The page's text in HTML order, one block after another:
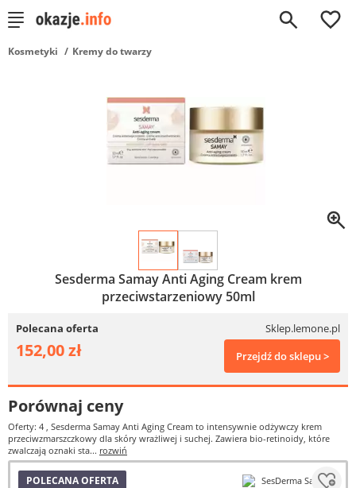
0
Kosmetyki Kremy do twarzy
Sesderma Samay Anti Aging Cream krem
przeciwstarzeniowy 50ml
Polecana oferta Sklep.lemone.pl
152,00 zł Przejdź do sklepu >
Porównaj ceny
Oferty: 4 , Sesderma Samay Anti Aging Cream to intensywnie odżywczy krem
przeciwzmarszczkowy dla skóry wrażliwej i suchej. Zawiera bio-retinoidy, które
zwalczają oznaki sta... rozwiń
POLECANA OFERTA